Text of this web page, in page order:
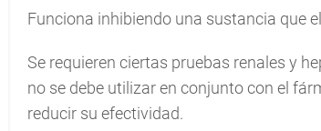
Funciona inhibiendo una sustancia que
Se requieren ciertas pruebas renales y
no se debe utilizar en conjunto con el
reducir su efectividad.